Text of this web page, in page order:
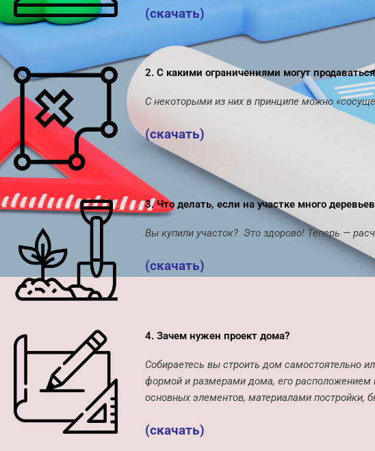
(скачать)
2. С какими ограничениями могут
С некоторыми из них в принципе можно
(скачать)
3. Что делать, если на участке много
Вы купили участок? Это здорово! Теперь —
(скачать)
4. Зачем нужен проект дома?
Собираетесь вы строить дом самостоятельно
формой и размерами дома, его расположением
основных элементов, материалами постройки,
(скачать)